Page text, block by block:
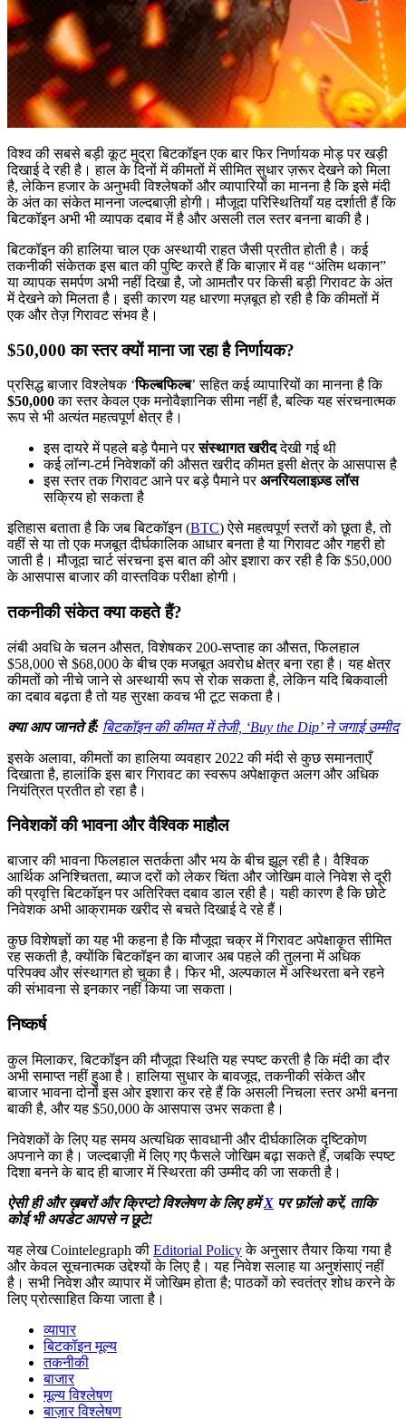
विश्व की सबसे बड़ी कूट मुद्रा बिटकॉइन एक बार फिर निर्णायक मोड़ पर खड़ी
दिखाई दे रही है। हाल के दिनों में कीमतों में सीमित सुधार ज़रूर देखने को मिला
है, लेकिन हजार के अनुभवी विश्लेषकों और व्यापारियों का मानना है कि इसे मंदी
के अंत का संकेत मानना जल्दबाज़ी होगी। मौजूदा परिस्थितियाँ यह दर्शाती हैं कि
बिटकॉइन अभी भी व्यापक दबाव में है और असली तल स्तर बनना बाकी है।
बिटकॉइन की हालिया चाल एक अस्थायी राहत जैसी प्रतीत होती है। कई
तकनीकी संकेतक इस बात की पुष्टि करते हैं कि बाज़ार में वह “अंतिम थकान”
या व्यापक समर्पण अभी नहीं दिखा है, जो आमतौर पर किसी बड़ी गिरावट के अंत
में देखने को मिलता है। इसी कारण यह धारणा मज़बूत हो रही है कि कीमतों में
एक और तेज़ गिरावट संभव है।
$50,000 का स्तर क्यों माना जा रहा है निर्णायक?
प्रसिद्ध बाजार विश्लेषक ‘फिल्बफिल्ब’ सहित कई व्यापारियों का मानना है कि
$50,000का स्तर केवल एक मनोवैज्ञानिक सीमा नहीं है, बल्कि यह संरचनात्मक
रूप से भी अत्यंत महत्वपूर्ण क्षेत्र है।
इस दायरे में पहले बड़े पैमाने परसंस्थागत खरीददेखी गई थी
कई लॉन्ग-टर्म निवेशकों की औसत खरीद कीमत इसी क्षेत्र के आसपास है
इस स्तर तक गिरावट आने पर बड़े पैमाने परअनरियलाइज़्ड लॉस
सक्रिय हो सकता है
इतिहास बताता है कि जब बिटकॉइन (BTC) ऐसे महत्वपूर्ण स्तरों को छूता है, तो
वहीं से या तो एक मजबूत दीर्घकालिक आधार बनता है या गिरावट और गहरी हो
जाती है। मौजूदा चार्ट संरचना इस बात की ओर इशारा कर रही है कि $50,000
के आसपास बाजार की वास्तविक परीक्षा होगी।
तकनीकी संकेत क्या कहते हैं?
लंबी अवधि के चलन औसत, विशेषकर 200-सप्ताह का औसत, फिलहाल
$58,000 से $68,000 के बीच एक मजबूत अवरोध क्षेत्र बना रहा है। यह क्षेत्र
कीमतों को नीचे जाने से अस्थायी रूप से रोक सकता है, लेकिन यदि बिकवाली
का दबाव बढ़ता है तो यह सुरक्षा कवच भी टूट सकता है।
क्या आप जानते हैं: बिटकॉइन की कीमत में तेजी, ‘Buy the Dip’ ने जगाई उम्मीद
इसके अलावा, कीमतों का हालिया व्यवहार 2022 की मंदी से कुछ समानताएँ
दिखाता है, हालांकि इस बार गिरावट का स्वरूप अपेक्षाकृत अलग और अधिक
नियंत्रित प्रतीत हो रहा है।
निवेशकों की भावना और वैश्विक माहौल
बाजार की भावना फिलहाल सतर्कता और भय के बीच झूल रही है। वैश्विक
आर्थिक अनिश्चितता, ब्याज दरों को लेकर चिंता और जोखिम वाले निवेश से दूरी
की प्रवृत्ति बिटकॉइन पर अतिरिक्त दबाव डाल रही है। यही कारण है कि छोटे
निवेशक अभी आक्रामक खरीद से बचते दिखाई दे रहे हैं।
कुछ विशेषज्ञों का यह भी कहना है कि मौजूदा चक्र में गिरावट अपेक्षाकृत सीमित
रह सकती है, क्योंकि बिटकॉइन का बाजार अब पहले की तुलना में अधिक
परिपक्व और संस्थागत हो चुका है। फिर भी, अल्पकाल में अस्थिरता बने रहने
की संभावना से इनकार नहीं किया जा सकता।
निष्कर्ष
कुल मिलाकर, बिटकॉइन की मौजूदा स्थिति यह स्पष्ट करती है कि मंदी का दौर
अभी समाप्त नहीं हुआ है। हालिया सुधार के बावजूद, तकनीकी संकेत और
बाजार भावना दोनों इस ओर इशारा कर रहे हैं कि असली निचला स्तर अभी बनना
बाकी है, और यह $50,000 के आसपास उभर सकता है।
निवेशकों के लिए यह समय अत्यधिक सावधानी और दीर्घकालिक दृष्टिकोण
अपनाने का है। जल्दबाज़ी में लिए गए फैसले जोखिम बढ़ा सकते हैं, जबकि स्पष्ट
दिशा बनने के बाद ही बाजार में स्थिरता की उम्मीद की जा सकती है।
ऐसी ही और ख़बरों और क्रिप्टो विश्लेषण के लिए हमेंX पर फ़ॉलो करें, ताकि
कोई भी अपडेट आपसे न छूटे!
यह लेख Cointelegraph की Editorial Policyके अनुसार तैयार किया गया है
और केवल सूचनात्मक उद्देश्यों के लिए है। यह निवेश सलाह या अनुशंसाएं नहीं
है। सभी निवेश और व्यापार में जोखिम होता है; पाठकों को स्वतंत्र शोध करने के
लिए प्रोत्साहित किया जाता है।
व्यापार
बिटकॉइन मूल्य
तकनीकी
बाजार
मूल्य विश्लेषण
बाज़ार विश्लेषण